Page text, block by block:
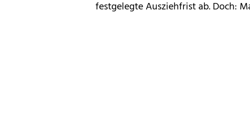
festgelegte Ausziehfrist ab. Doch: